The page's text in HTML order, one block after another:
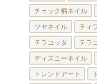
チェック柄ネイル
ツヤネイル ティ
テラコッタ テラ
ディズニーネイル
トレンドアート